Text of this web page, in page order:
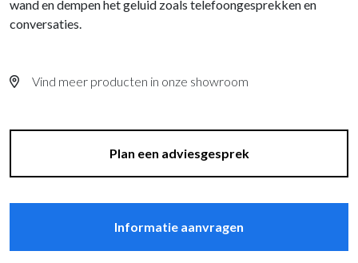
wand en dempen het geluid zoals telefoongesprekken en
conversaties.
Vind meer producten in onze showroom
Plan een adviesgesprek
Informatie aanvragen